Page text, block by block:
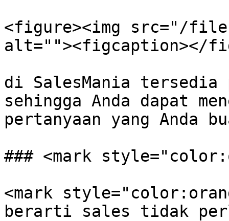
<figure><img src="/files/
alt=""><figcaption></
di SalesMania
sehingga Anda dapat
pertanyaan yang Anda
### <mark
<mark
berarti sales tidak